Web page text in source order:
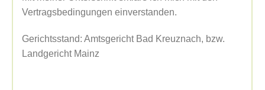
Vertragsbedingungen einverstanden.
Gerichtsstand: Amtsgericht Bad Kreuznach, bzw.
Landgericht Mainz